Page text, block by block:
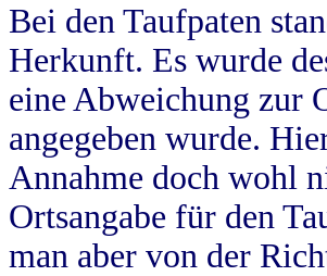
Bei den Taufpaten
Herkunft. Es wurde
eine Abweichung zur
angegeben wurde.
Annahme doch wohl
Ortsangabe für den
man aber von der